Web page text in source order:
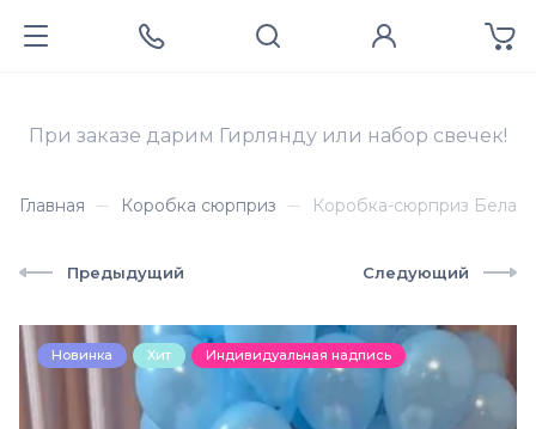
При заказе дарим Гирлянду или набор свечек!
Главная Коробка сюрприз Коробка-сюрприз Белая
Предыдущий Следующий
Новинка Хит Индивидуальная надпись